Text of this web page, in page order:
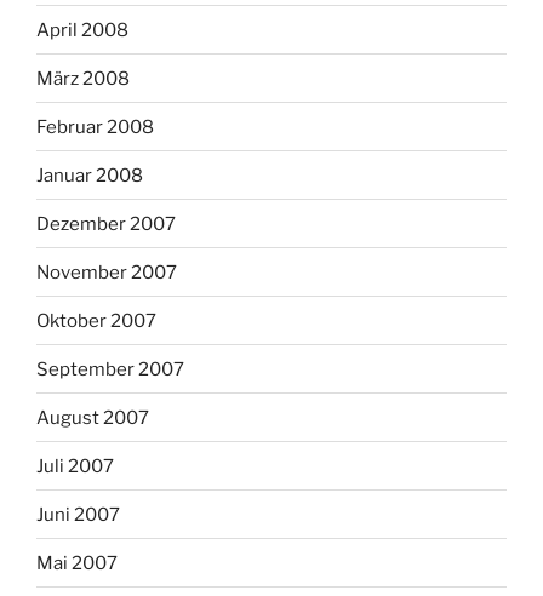
April 2008
März 2008
Februar 2008
Januar 2008
Dezember 2007
November 2007
Oktober 2007
September 2007
August 2007
Juli 2007
Juni 2007
Mai 2007